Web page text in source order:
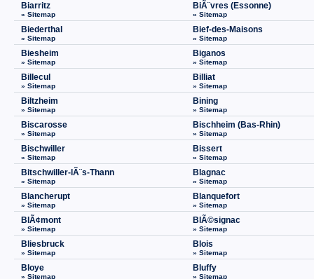
Biarritz
» Sitemap
BiÃ¨vres (Essonne)
» Sitemap
Biederthal
» Sitemap
Bief-des-Maisons
» Sitemap
Biesheim
» Sitemap
Biganos
» Sitemap
Billecul
» Sitemap
Billiat
» Sitemap
Biltzheim
» Sitemap
Bining
» Sitemap
Biscarosse
» Sitemap
Bischheim (Bas-Rhin)
» Sitemap
Bischwiller
» Sitemap
Bissert
» Sitemap
Bitschwiller-lÃ¨s-Thann
» Sitemap
Blagnac
» Sitemap
Blancherupt
» Sitemap
Blanquefort
» Sitemap
BlÃ¢mont
» Sitemap
BlÃ©signac
» Sitemap
Bliesbruck
» Sitemap
Blois
» Sitemap
Bloye
» Sitemap
Bluffy
» Sitemap